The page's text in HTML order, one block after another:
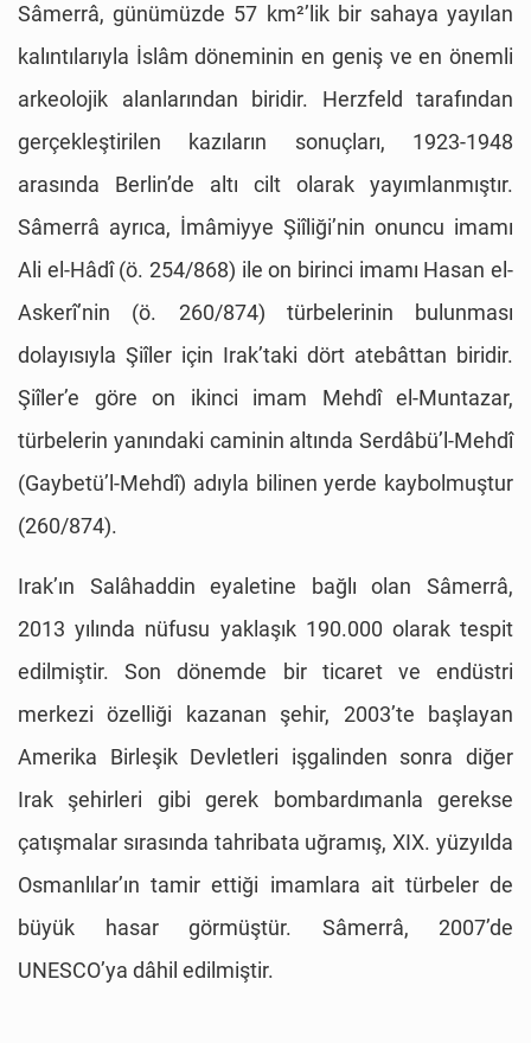
Sâmerrâ, günümüzde 57 km²’lik bir sahaya yayılan
kalıntılarıyla İslâm döneminin en geniş ve en önemli
arkeolojik alanlarından biridir. Herzfeld tarafından
gerçekleştirilen kazıların sonuçları, 1923-1948
arasında Berlin’de altı cilt olarak yayımlanmıştır.
Sâmerrâ ayrıca, İmâmiyye Şiîliği’nin onuncu imamı
Ali el-Hâdî (ö. 254/868) ile on birinci imamı Hasan el-
Askerî’nin (ö. 260/874) türbelerinin bulunması
dolayısıyla Şiîler için Irak’taki dört atebâttan biridir.
Şiîler’e göre on ikinci imam Mehdî el-Muntazar,
türbelerin yanındaki caminin altında Serdâbü’l-Mehdî
(Gaybetü’l-Mehdî) adıyla bilinen yerde kaybolmuştur
(260/874).
Irak’ın Salâhaddin eyaletine bağlı olan Sâmerrâ,
2013 yılında nüfusu yaklaşık 190.000 olarak tespit
edilmiştir. Son dönemde bir ticaret ve endüstri
merkezi özelliği kazanan şehir, 2003’te başlayan
Amerika Birleşik Devletleri işgalinden sonra diğer
Irak şehirleri gibi gerek bombardımanla gerekse
çatışmalar sırasında tahribata uğramış, XIX. yüzyılda
Osmanlılar’ın tamir ettiği imamlara ait türbeler de
büyük hasar görmüştür. Sâmerrâ, 2007’de
UNESCO’ya dâhil edilmiştir.